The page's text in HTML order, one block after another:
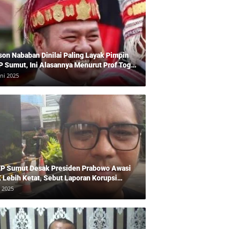
Nababan Dinilai Paling Layak Pimpin
Sumut, Ini Alasannya Menurut Prof Togu
2025
Sumut Desak Presiden Prabowo Awasi
Lebih Ketat, Sebut Laporan Korupsi
2025